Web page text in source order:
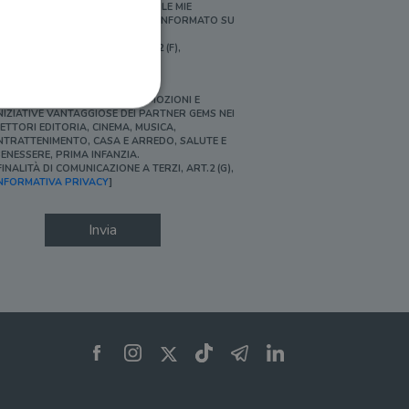
PERSONALIZZATE E IN LINEA CON LE MIE
ABITUDINI DI ACQUISTO, ESSERE INFORMATO SU
[FINALITÀ DI PROFILAZIONE, ART.2 (F),
SÌ, DESIDERO ACCEDERE A PROMOZIONI E
VANTAGGIOSE DEI PARTNER GEMS NEI
EDITORIA, CINEMA, MUSICA,
CASA E ARREDO, SALUTE E
PRIMA INFANZIA.
DI COMUNICAZIONE A TERZI, ART.2 (G),
PRIVACY]
Invia
dell'account. Il sito
per il dominio corrente.